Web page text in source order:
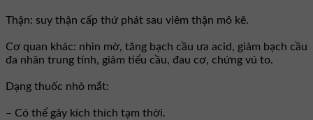
Thận: suy thận cấp thứ phát sau viêm thận mô kẽ.
Cơ quan khác: nhìn mờ, tăng bạch cầu ưa acid, giảm bạch cầu
đa nhân trung tính, giảm tiểu cầu, đau cơ, chứng vú to.
Dạng thuốc nhỏ mắt:
– Có thể gây kích thích tạm thời.